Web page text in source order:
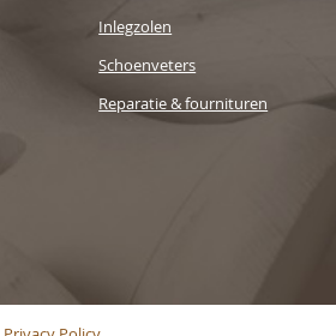
Inlegzolen
Schoenveters
Reparatie & fournituren